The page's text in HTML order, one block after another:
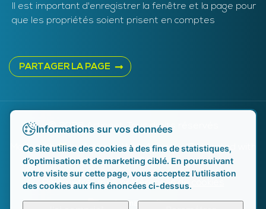
Il est important d'enregistrer la fenêtre et la page pour
que les propriétés soient prisent en comptes
PARTAGER LA PAGE
© 2026 Artionet. Tous droits réservés
Made with♥byArtionet Web Agency- Generated with
IceCube2.Net
Paramétrer mes préférences de cookies
Informations sur vos données
Ce site utilise des cookies à des fins de statistiques,
d’optimisation et de marketing ciblé. En poursuivant
votre visite sur cette page, vous acceptez l’utilisation
des cookies aux fins énoncées ci-dessus.